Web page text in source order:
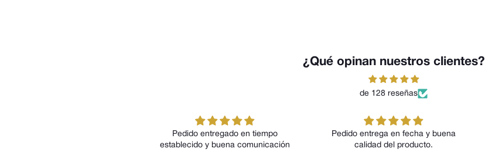
¿Qué opinan nuestros clientes?
de 128 reseñas
Pedido entregado en tiempo
establecido y buena comunicación
Pedido entrega en fecha y buena
calidad del producto.